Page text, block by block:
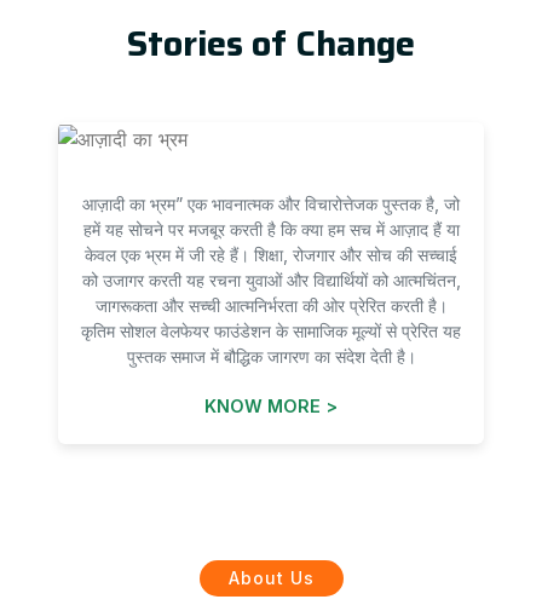
Stories of Change
आज़ादी का भ्रम” एक भावनात्मक और विचारोत्तेजक पुस्तक है, जो
हमें यह सोचने पर मजबूर करती है कि क्या हम सच में आज़ाद हैं या
केवल एक भ्रम में जी रहे हैं। शिक्षा, रोजगार और सोच की सच्चाई
को उजागर करती यह रचना युवाओं और विद्यार्थियों को आत्मचिंतन,
जागरूकता और सच्ची आत्मनिर्भरता की ओर प्रेरित करती है।
कृतिम सोशल वेलफेयर फाउंडेशन के सामाजिक मूल्यों से प्रेरित यह
पुस्तक समाज में बौद्धिक जागरण का संदेश देती है।
KNOW MORE >
About Us